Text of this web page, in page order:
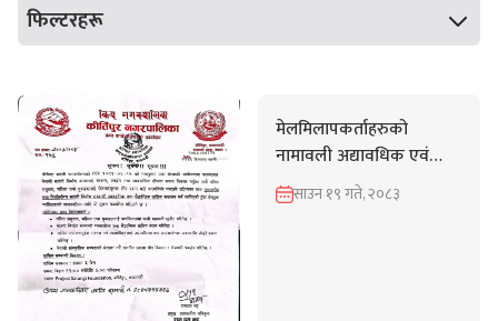
फिल्टरहरू
श्रेणी
सबै
सूचना तथा समाचार
शाखागत
सार्वजनिक खरिद/बोलपत्र सूचना
वडा
मेलमिलापकर्ताहरुको
नामावली अद्यावधिक एवं
सूचिकृत गरिएको बारे सूचना
।
साउन १९ गते, २०८३